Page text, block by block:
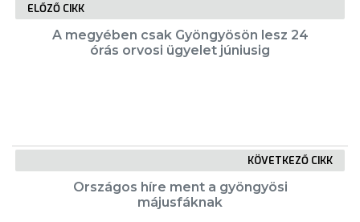
AZ
ÉPÜLŐ
TELEPÜLÉSRENDEZÉS
ELŐZŐ CIKK
A megyében csak Gyöngyösön lesz 24
órás orvosi ügyelet júniusig
KÖVETKEZŐ CIKK
Országos híre ment a gyöngyösi
májusfáknak